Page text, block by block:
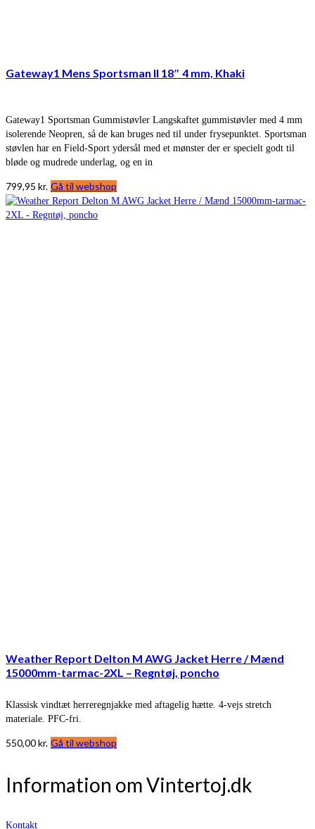
Gateway1 Mens Sportsman II 18″ 4 mm, Khaki
Gateway1 Sportsman Gummistøvler Langskaftet gummistøvler med 4 mm
isolerende Neopren, så de kan bruges ned til under frysepunktet. Sportsman
støvlen har en Field-Sport ydersål med et mønster der er specielt godt til
bløde og mudrede underlag, og en in
799,95 kr. Gå til webshop
Weather Report Delton M AWG Jacket Herre / Mænd
15000mm-tarmac-2XL – Regntøj, poncho
Klassisk vindtæt herreregnjakke med aftagelig hætte. 4-vejs stretch
materiale. PFC-fri.
550,00kr. Gå til webshop
Information om Vintertoj.dk
Kontakt